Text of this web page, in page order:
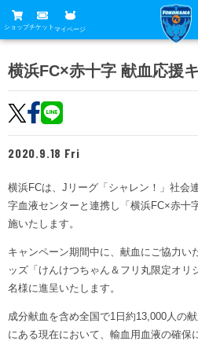
ショップチケット マイページ
グッズ
ホームタウン
トップチーム
クラブ
メディア
試合
アカデミー
試合
試合日程
チケット
席種・価格表
販売スケジュール
Buy Ticket Here
スケジュール
練習見学について
観戦ガイド
横浜FC観戦ガイド
試合会場アクセス
観戦ルール・マナー
クラブ
クラブ概要
フリ丸のページ
横浜FC公式オンラインショップ
アカデミー
横浜FC×赤十字 献血応援
2020.9.18 Fri
横浜FCは、Jリーグ「シャレン！」社会
字血液センターと連携し「横浜FC×赤十
施いたします。
キャンペーン期間中に、献血にご協力い
ッズ「けんけつちゃん＆フリ丸限定オリ
名様に進呈いたします。
成分献血を含め全国で1日約13,000人の
にある現在において、輸血用血液の確保